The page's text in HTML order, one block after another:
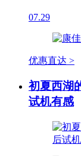
07.29
优惠直达 >
初夏西湖
试机有感